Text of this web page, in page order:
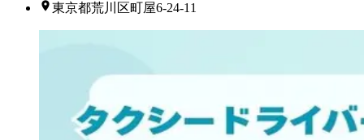
東京都荒川区町屋6-24-11